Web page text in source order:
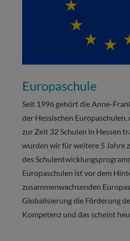
Europaschule
Seit 1996 gehört die Anne-
der Hessischen
zur Zeit 32 Schulen in Hessen
wurden wir für weitere 5 Jahre
des
Europaschulen ist vor dem
zusammenwachsenden
Globalisierung die Förderung
Kompetenz und das scheint